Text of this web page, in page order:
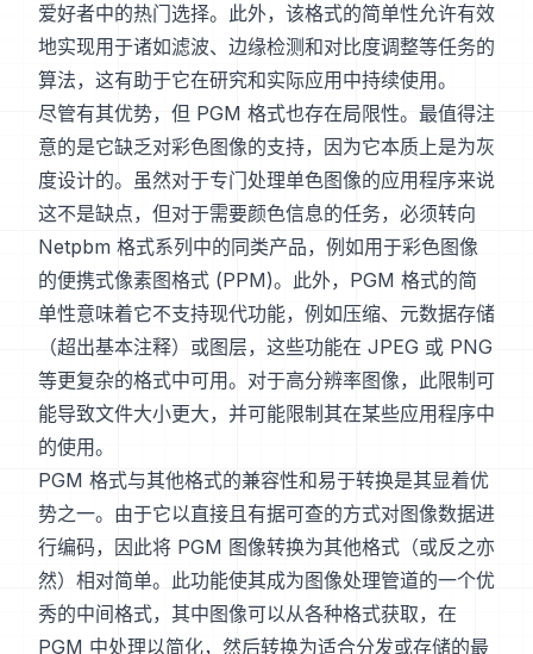
爱好者中的热门选择。此外，该格式的简单性允许有效
地实现用于诸如滤波、边缘检测和对比度调整等任务的
算法，这有助于它在研究和实际应用中持续使用。
尽管有其优势，但 PGM 格式也存在局限性。最值得注
意的是它缺乏对彩色图像的支持，因为它本质上是为灰
度设计的。虽然对于专门处理单色图像的应用程序来说
这不是缺点，但对于需要颜色信息的任务，必须转向
Netpbm 格式系列中的同类产品，例如用于彩色图像
的便携式像素图格式 (PPM)。此外，PGM 格式的简
单性意味着它不支持现代功能，例如压缩、元数据存储
（超出基本注释）或图层，这些功能在 JPEG 或 PNG
等更复杂的格式中可用。对于高分辨率图像，此限制可
能导致文件大小更大，并可能限制其在某些应用程序中
的使用。
PGM 格式与其他格式的兼容性和易于转换是其显着优
势之一。由于它以直接且有据可查的方式对图像数据进
行编码，因此将 PGM 图像转换为其他格式（或反之亦
然）相对简单。此功能使其成为图像处理管道的一个优
秀的中间格式，其中图像可以从各种格式获取，在
PGM 中处理以简化，然后转换为适合分发或存储的最